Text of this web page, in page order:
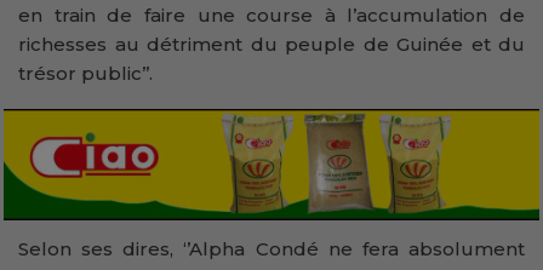
en train de faire une course à l’accumulation de
richesses au détriment du peuple de Guinée et du
trésor public’’.
Selon ses dires, ‘’Alpha Condé ne fera absolument